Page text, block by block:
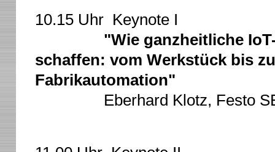
10.15 Uhr Keynote I
"Wie ganzheitliche
schaffen: vom Werkstück bis
Fabrikautomation"
Eberhard Klotz, Festo